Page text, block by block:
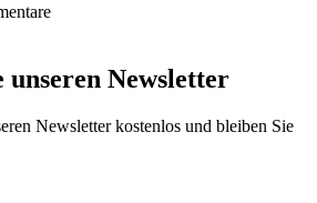
unseren Newsletter
Newsletter kostenlos und bleiben Sie